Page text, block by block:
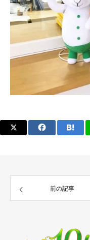
前の記事